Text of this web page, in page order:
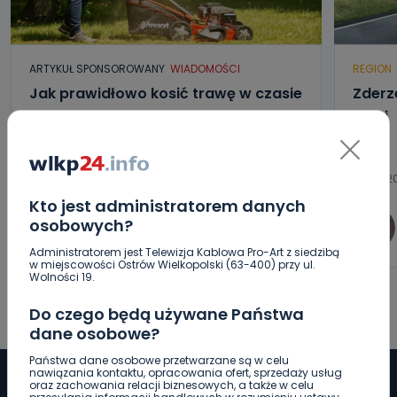
Kto jest administratorem danych
osobowych?
Administratorem jest Telewizja Kablowa Pro-Art z siedzibą
w miejscowości Ostrów Wielkopolski (63-400) przy ul.
Wolności 19.
Do czego będą używane Państwa
dane osobowe?
Państwa dane osobowe przetwarzane są w celu
nawiązania kontaktu, opracowania ofert, sprzedaży usług
oraz zachowania relacji biznesowych, a także w celu
ARTYKUŁ SPONSOROWANY WIADOMOŚCI
Jak prawidłowo kosić trawę w czasie
letnich upałów?
06.08.2026 17:05
REGION
korki